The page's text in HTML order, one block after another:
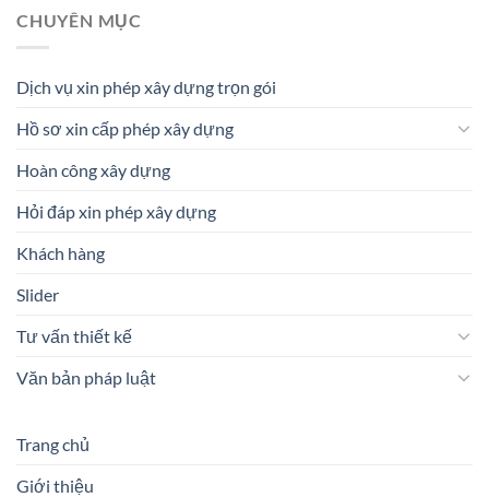
CHUYÊN MỤC
Dịch vụ xin phép xây dựng trọn gói
Hồ sơ xin cấp phép xây dựng
Hoàn công xây dựng
Hỏi đáp xin phép xây dựng
Khách hàng
Slider
Tư vấn thiết kế
Văn bản pháp luật
Trang chủ
Giới thiệu